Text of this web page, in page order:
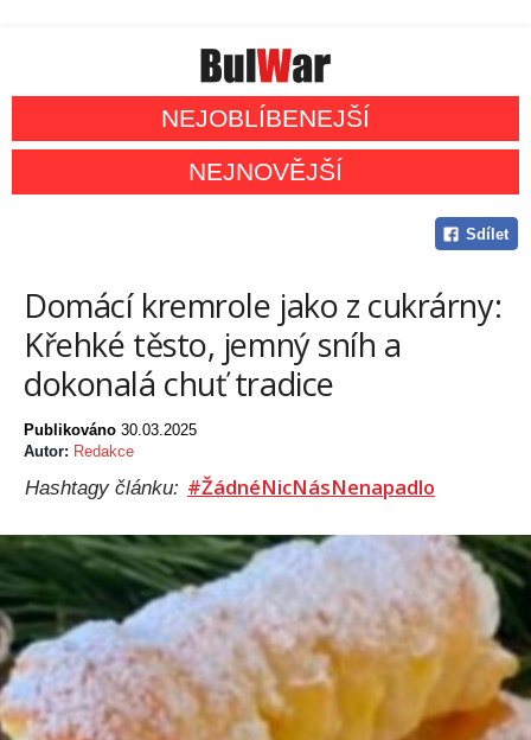
NEJOBLÍBENEJŠÍ
NEJNOVĚJŠÍ
Sdílet
Domácí kremrole jako z cukrárny:
Křehké těsto, jemný sníh a
dokonalá chuť tradice
Publikováno 30.03.2025
Autor: Redakce
Hashtagy článku: #ŽádnéNicNásNenapadlo